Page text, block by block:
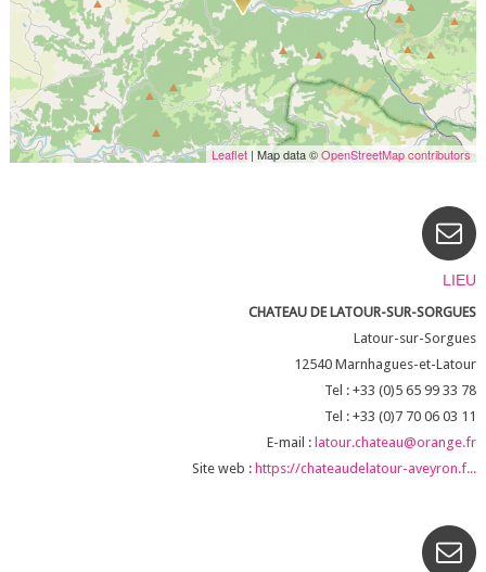
Leaflet | Map data ©OpenStreetMap contributors
LIEU
CHATEAU DE LATOUR-SUR-SORGUES
Latour-sur-Sorgues
12540 Marnhagues-et-Latour
Tel : +33 (0)5 65 99 33 78
Tel : +33 (0)7 70 06 03 11
E-mail : latour.chateau@orange.fr
Site web : https://chateaudelatour-aveyron.f...